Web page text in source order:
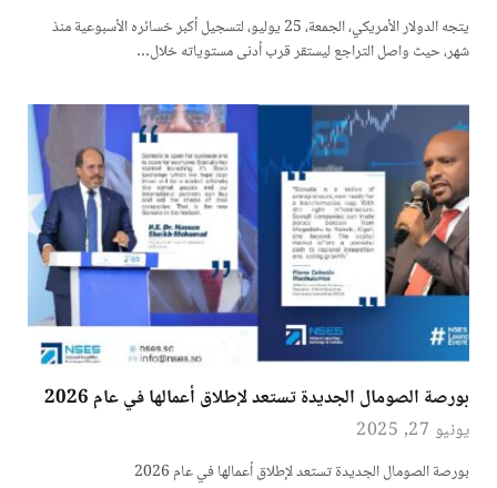
يتجه الدولار الأمريكي، الجمعة، 25 يوليو، لتسجيل أكبر خسائره الأسبوعية منذ
شهر، حيث واصل التراجع ليستقر قرب أدنى مستوياته خلال…
بورصة الصومال الجديدة تستعد لإطلاق أعمالها في عام 2026
يونيو 27, 2025
بورصة الصومال الجديدة تستعد لإطلاق أعمالها في عام 2026